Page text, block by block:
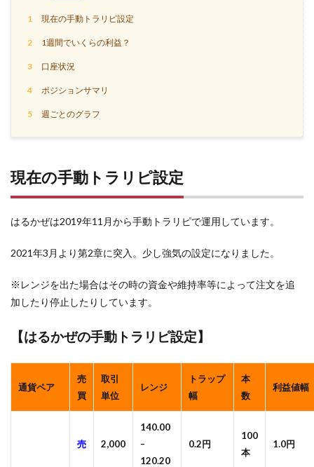
1 現在の手動トラリピ設定
2 1週間でいくらの利益？
3 口座状況
4 ポジションサマリ
5 週ごとのグラフ
現在の手動トラリピ設定
はるかぜは2019年11月から手動トラリピで運用しています。
2021年3月より第2章に突入。少し強気の設定になりました。
※レンジを出た場合はその時の資金や維持率等によって注文を追
加したり停止したりしています。
【はるかぜの手動トラリピ設定】
通貨ペア
売
買
取引
単位
レンジ
トラップ
幅
本
数
利益値幅
売 2,000
140.00
–
120.20
0.2円
100
本
1.0円